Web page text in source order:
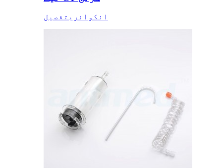
انکوائریتفصیل